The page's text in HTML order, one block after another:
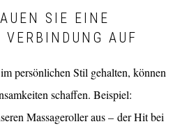
SIE EINE
VERBINDUNG AUF
persönlichen Stil gehalten, können
schaffen. Beispiel:
Massageroller aus – der Hit bei